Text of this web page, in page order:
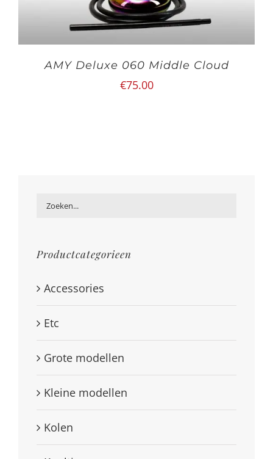
AMY Deluxe 060 Middle Cloud
€75.00
Productcategorieen
Accessories
Etc
Grote modellen
Kleine modellen
Kolen